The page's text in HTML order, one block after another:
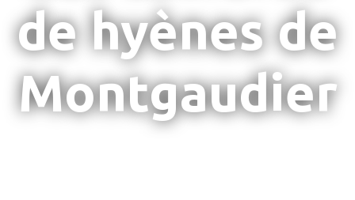
de hyènes de
Montgaudier